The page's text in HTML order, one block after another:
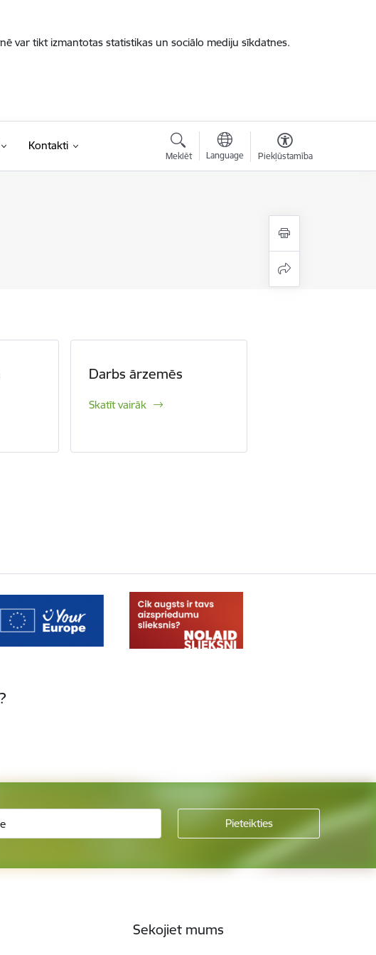
var tikt izmantotas statistikas un sociālo mediju sīkdatnes.
Kontakti
Meklēt Language Piekļūstamība
Darbs ārzemēs
Skatīt vairāk
Sekojiet mums